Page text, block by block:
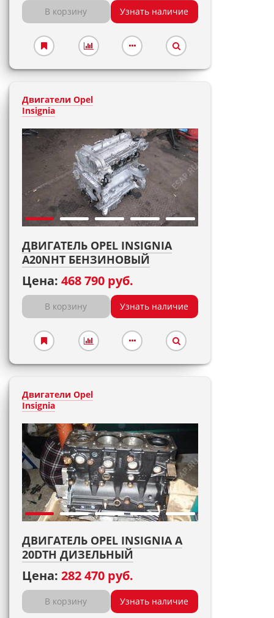
В корзину Узнать наличие
Двигатели Opel
Insignia
ДВИГАТЕЛЬ OPEL INSIGNIA
A20NHT БЕНЗИНОВЫЙ
Цена: 468 790 руб.
В корзину Узнать наличие
Двигатели Opel
Insignia
ДВИГАТЕЛЬ OPEL INSIGNIA A
20DTH ДИЗЕЛЬНЫЙ
Цена: 282 470 руб.
В корзину Узнать наличие